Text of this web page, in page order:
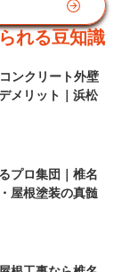
れる豆知識
ンクリート外壁
メリット｜浜松
プロ集団｜椎名
屋根塗装の真髄